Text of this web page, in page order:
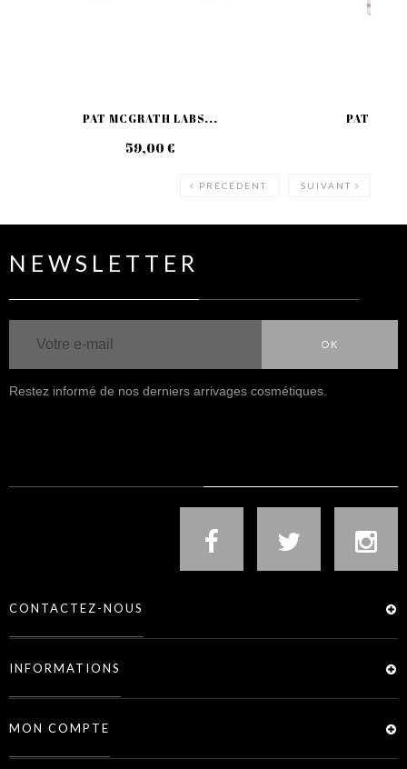
PAT MCGRATH LABS...
59,00 €
PAT
PRÉCÉDENT SUIVANT
NEWSLETTER
OK
Restez informé de nos derniers arrivages cosmétiques.
CONTACTEZ-NOUS
INFORMATIONS
MON COMPTE